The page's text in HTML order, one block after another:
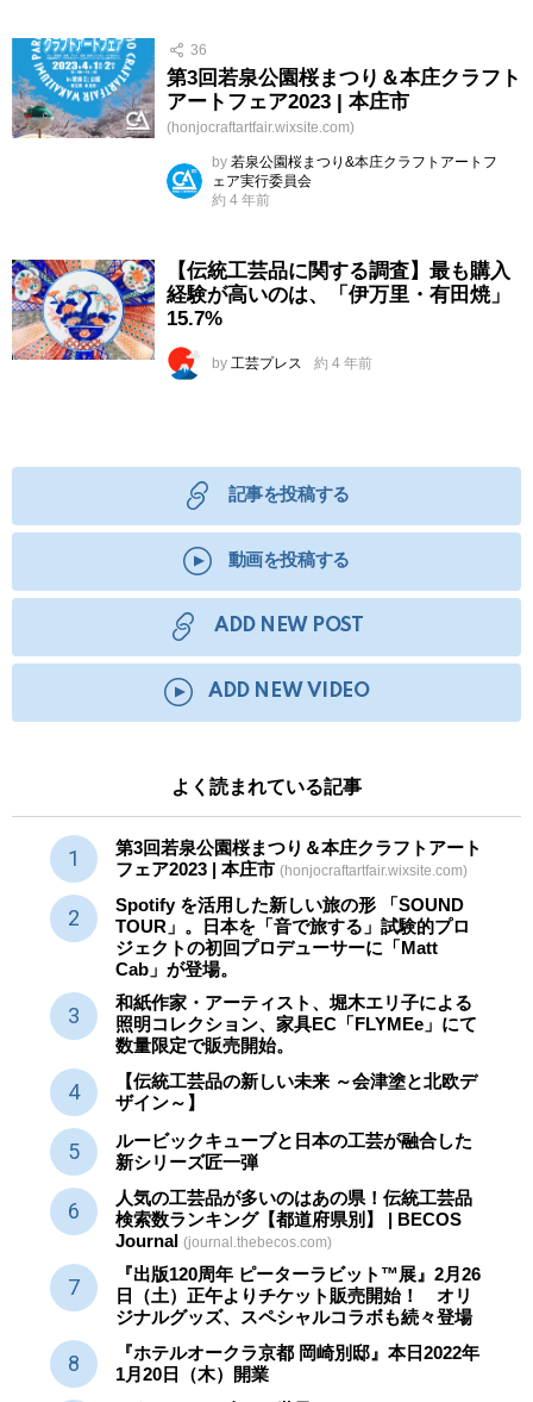
36
第3回若泉公園桜まつり＆本庄クラフト
アートフェア2023 | 本庄市
(honjocraftartfair.wixsite.com)
by 若泉公園桜まつり&本庄クラフトアートフ
ェア実行委員会
約 4 年前
【伝統工芸品に関する調査】最も購入
経験が高いのは、「伊万里・有田焼」
15.7%
by 工芸プレス 約 4 年前
記事を投稿する
動画を投稿する
ADD NEW POST
ADD NEW VIDEO
よく読まれている記事
第3回若泉公園桜まつり＆本庄クラフトアート
フェア2023 | 本庄市 (honjocraftartfair.wixsite.com)
Spotify を活用した新しい旅の形 「SOUND
TOUR」。日本を「音で旅する」試験的プロ
ジェクトの初回プロデューサーに「Matt
Cab」が登場。
和紙作家・アーティスト、堀木エリ子による
照明コレクション、家具EC「FLYMEe」にて
数量限定で販売開始。
【伝統工芸品の新しい未来 ～会津塗と北欧デ
ザイン～】
ルービックキューブと日本の工芸が融合した
新シリーズ匠一弾
人気の工芸品が多いのはあの県！伝統工芸品
検索数ランキング【都道府県別】 | BECOS
Journal (journal.thebecos.com)
『出版120周年 ピーターラビット™展』2月26
日（土）正午よりチケット販売開始！ オリ
ジナルグッズ、スペシャルコラボも続々登場
『ホテルオークラ京都 岡崎別邸』本日2022年
1月20日（木）開業